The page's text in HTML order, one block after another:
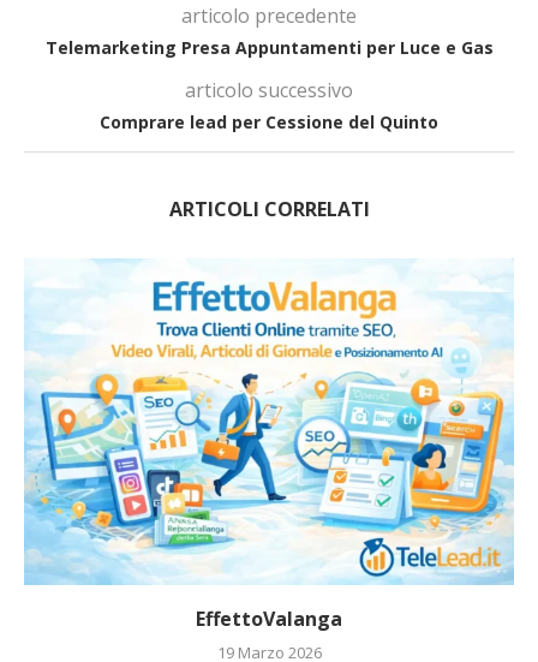
articolo precedente
Telemarketing Presa Appuntamenti per Luce e Gas
articolo successivo
Comprare lead per Cessione del Quinto
ARTICOLI CORRELATI
EffettoValanga
19 Marzo 2026